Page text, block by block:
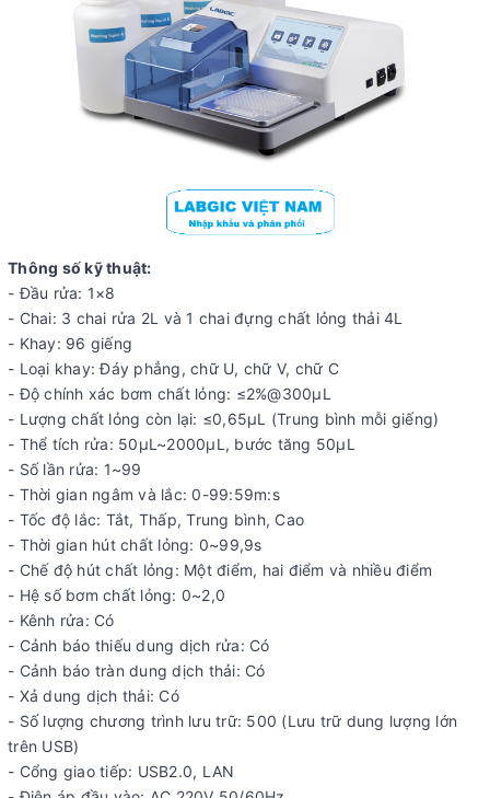
Thông số kỹ thuật:
- Đầu rửa: 1×8
- Chai: 3 chai rửa 2L và 1 chai đựng chất lỏng thải 4L
- Khay: 96 giếng
- Loại khay: Đáy phẳng, chữ U, chữ V, chữ C
- Độ chính xác bơm chất lỏng: ≤2%@300μL
- Lượng chất lỏng còn lại: ≤0,65μL (Trung bình mỗi giếng)
- Thể tích rửa: 50μL~2000μL, bước tăng 50μL
- Số lần rửa: 1~99
- Thời gian ngâm và lắc: 0-99:59m:s
- Tốc độ lắc: Tắt, Thấp, Trung bình, Cao
- Thời gian hút chất lỏng: 0~99,9s
- Chế độ hút chất lỏng: Một điểm, hai điểm và nhiều điểm
- Hệ số bơm chất lỏng: 0~2,0
- Kênh rửa: Có
- Cảnh báo thiếu dung dịch rửa: Có
- Cảnh báo tràn dung dịch thải: Có
- Xả dung dịch thải: Có
- Số lượng chương trình lưu trữ: 500 (Lưu trữ dung lượng lớn
trên USB)
- Cổng giao tiếp: USB2.0, LAN